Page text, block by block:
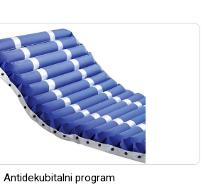
Antidekubitalni program